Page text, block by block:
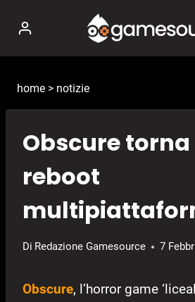
contenuto
home > notizie
Obscure
reboot
Di Redazione Gamesource 7
Obscure, l’horror game